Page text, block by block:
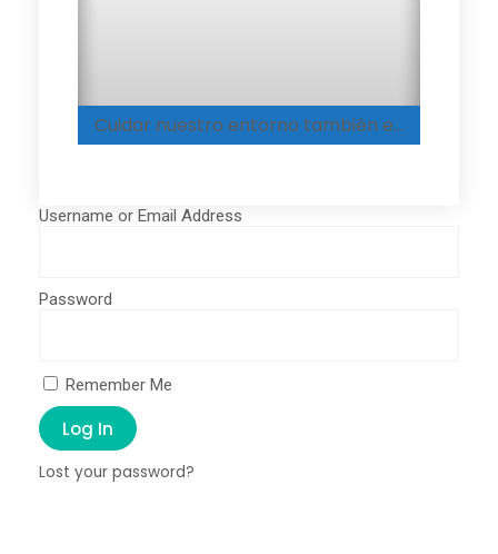
Cuidar nuestro entorno también es aprender a amar
Username or Email Address
Password
Remember Me
Log In
Lost your password?